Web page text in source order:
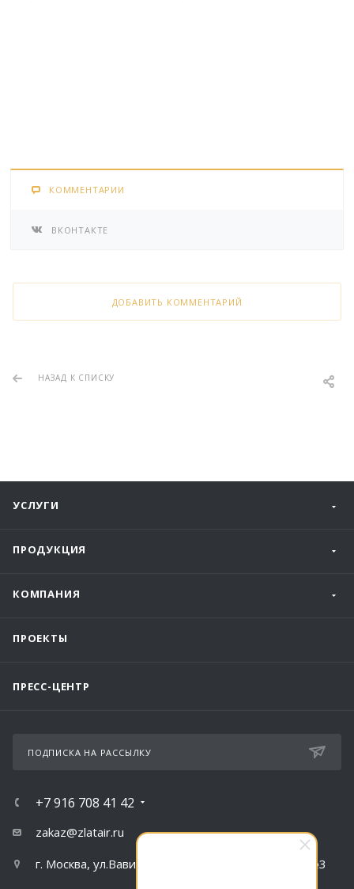
КОММЕНТАРИИ
ВКОНТАКТЕ
ДОБАВИТЬ КОММЕНТАРИЙ
НАЗАД К СПИСКУ
УСЛУГИ
ПРОДУКЦИЯ
КОМПАНИЯ
ПРОЕКТЫ
ПРЕСС-ЦЕНТР
ПОДПИСКА НА РАССЫЛКУ
+7 916 708 41 42
zakaz@zlatair.ru
г. Москва, ул.Вавилова, д.79, корпус 1, подъезд №3